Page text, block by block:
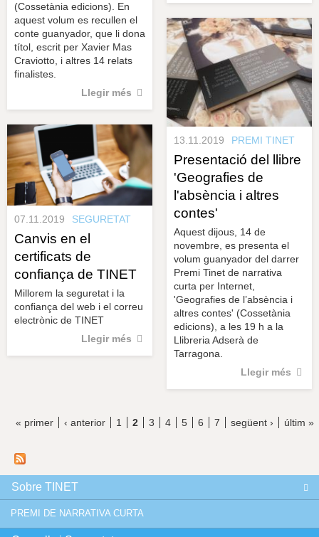
(Cossetània edicions). En
aquest volum es recullen el
conte guanyador, que li dona
títol, escrit per Xavier Mas
Craviotto, i altres 14 relats
finalistes.
Llegir més
13.11.2019 PREMI TINET
Presentació del llibre
'Geografies de
l'absència i altres
contes'
Aquest dijous, 14 de
novembre, es presenta el
volum guanyador del darrer
Premi Tinet de narrativa
curta per Internet,
'Geografies de l’absència i
altres contes' (Cossetània
edicions), a les 19 h a la
Llibreria Adserà de
Tarragona.
Llegir més
07.11.2019 SEGURETAT
Canvis en el
certificats de
confiança de TINET
Millorem la seguretat i la
confiança del web i el correu
electrònic de TINET
Llegir més
« primer ‹ anterior 1 2 3 4 5 6 7 següent › últim »
Sobre TINET
PREMI DE NARRATIVA CURTA